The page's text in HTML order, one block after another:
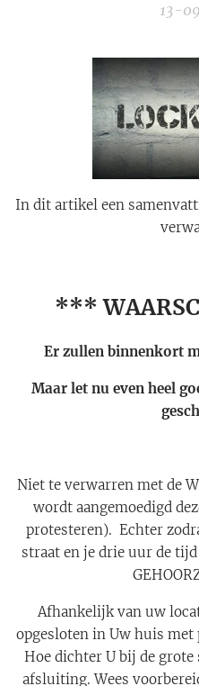
13-
In dit artikel een
***
Er zullen binnenkort
Maar let nu even heel
Niet te verwarren met de
wordt aangemoedigd
protesteren). Echter
straat en je drie uur de
Afhankelijk van uw
opgesloten in Uw huis
Hoe dichter U bij de grote
afsluiting. Wees